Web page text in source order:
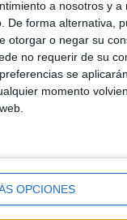
a nosotros y
De forma alternativa,
otorgar o negar su
no requerir de su
se
momento
OPCIONES
más
de una
campaña de
con acciones
en el punto
cuando
las cuatro